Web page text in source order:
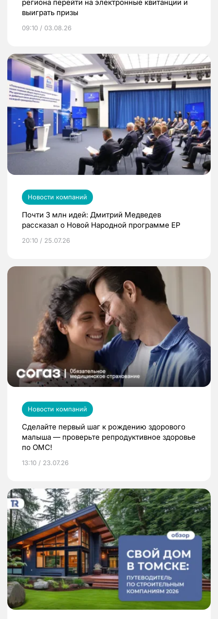
региона перейти на электронные квитанции и
выиграть призы
09:10 / 03.08.26
Новости компаний
Почти 3 млн идей: Дмитрий Медведев
рассказал о Новой Народной программе ЕР
20:10 / 25.07.26
Новости компаний
Сделайте первый шаг к рождению здорового
малыша — проверьте репродуктивное здоровье
по ОМС!
13:10 / 23.07.26